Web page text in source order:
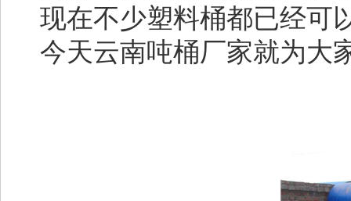
现在不少塑料桶都已经可
今天云南吨桶厂家就为大